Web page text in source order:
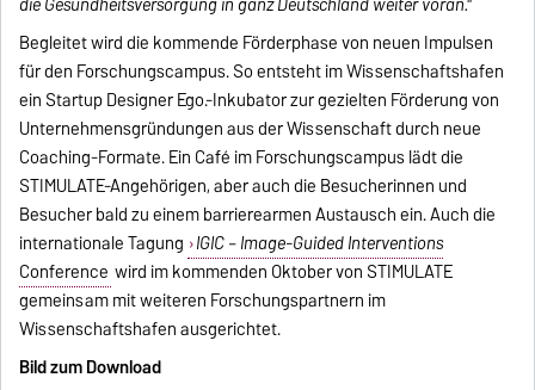
Begleitet wird die kommende Förderphase von neuen Impulsen
für den Forschungscampus. So entsteht im Wissenschaftshafen
ein Startup Designer Ego.-Inkubator zur gezielten Förderung von
Unternehmensgründungen aus der Wissenschaft durch neue
Coaching-Formate. Ein Café im Forschungscampus lädt die
STIMULATE-Angehörigen, aber auch die Besucherinnen und
Besucher bald zu einem barrierearmen Austausch ein. Auch die
internationale Tagung IGIC – Image-Guided Interventions
Conference wird im kommenden Oktober von STIMULATE
gemeinsam mit weiteren Forschungspartnern im
Wissenschaftshafen ausgerichtet.
Bild zum Download